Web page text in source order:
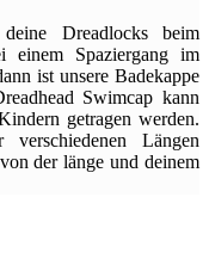
Dreadlocks beim
einem Spaziergang im
ist unsere Badekappe
Swimcap kann
getragen werden.
Längen
der länge und deinem